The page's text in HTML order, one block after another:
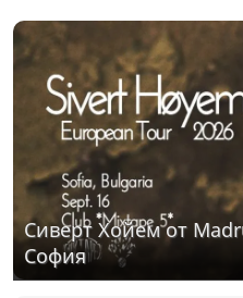
Сиверт Хойем от
София